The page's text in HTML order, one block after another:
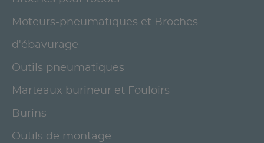
Moteurs-pneumatiques et Broches
d'ébavurage
Outils pneumatiques
Marteaux burineur et Fouloirs
Burins
Outils de montage